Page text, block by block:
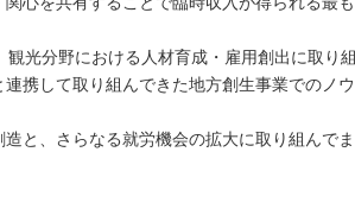
光分野における人材育成・雇用創出に取り組
携して取り組んできた地方創生事業でのノウ
と、さらなる就労機会の拡大に取り組んでま